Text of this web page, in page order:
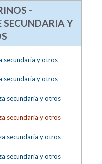
-
SECUNDARIA Y
secundaria y otros
secundaria y otros
secundaria y otros
secundaria y otros
secundaria y otros
secundaria y otros